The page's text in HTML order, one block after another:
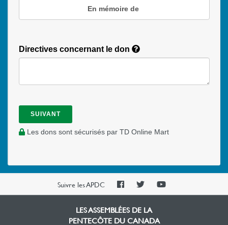
En mémoire de
Directives concernant le don
SUIVANT
Les dons sont sécurisés par TD Online Mart
Suivre les APDC
PAOCPAOCPAOC
LES ASSEMBLÉES DE LA
PENTECÔTE DU CANADA